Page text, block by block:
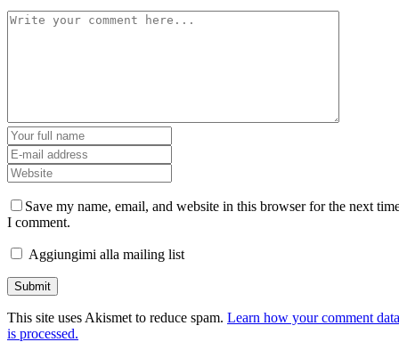
Save my name, email, and website in this browser for the next
I comment.
Aggiungimi alla mailing list
This site uses Akismet to reduce spam. Learn how your comment data
is processed.